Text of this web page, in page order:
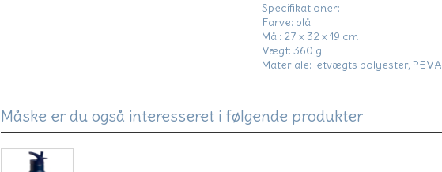
Specifikationer:
Farve: blå
Mål: 27 x 32 x 19 cm
Vægt: 360 g
Materiale: letvægts polyester, PEVA
Måske er du også interesseret i følgende produkter